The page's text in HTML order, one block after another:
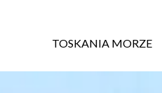
TOSKANIA MORZE